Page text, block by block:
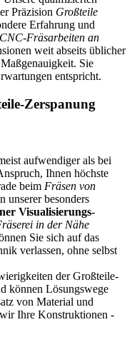
Präzision Großteile
Erfahrung und
CNC-Fräsarbeiten an
weit abseits üblicher
Sie
entspricht.
Zerspanung
aufwendiger als bei
Ihnen höchste
beim Fräsen von
unserer besonders
Visualisierungs-
in der Nähe
Sie sich auf das
verlassen, ohne selbst
der Großteile-
können Lösungswege
von Material und
Ihre Konstruktionen -